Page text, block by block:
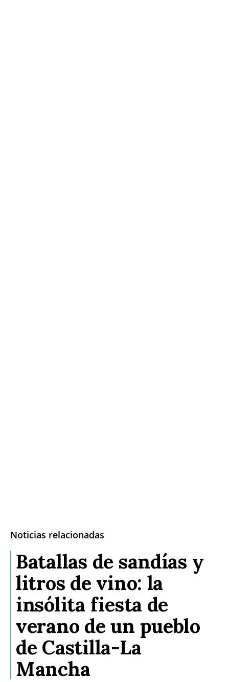
Noticias relacionadas
Batallas de sandías y
litros de vino: la
insólita fiesta de
verano de un pueblo
de Castilla-La
Mancha